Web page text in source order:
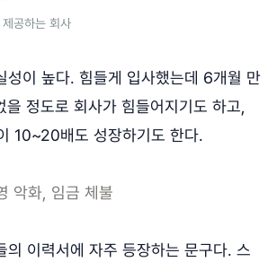
공하는 회사
성이 높다. 힘들게 입사했는데 6개월 만
을 정도로 회사가 힘들어지기도 하고,
10~20배도 성장하기도 한다.
악화, 임금 체불
의 이력서에 자주 등장하는 문구다. 스